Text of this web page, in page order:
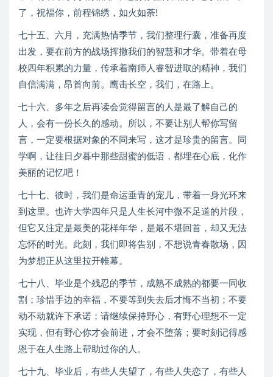
了，祝福你，前程锦绣，如火如荼!
七十五、六月，充满热情季节，我们整理行囊，准备再度
出发，要在前方的战场挥撒我们的智慧和才华。带着在母
校四年积累的力量，传承着南师人睿智进取的精神，我们
自信满满，昂首向前。鹰击长空，我们，在路上。
七十六、多年之后再读会觉得留言的人是最了解自己的
人，会有一份长久的感动。所以，不要让别人帮你写留
言，一定要根据对象的不同来写，这才是珍贵的留言。同
学啊，让往日夕暮中那些甜蜜的低语，都埋在心底，化作
美丽的记忆吧！
七十七、彼时，我们是命运垂青的宠儿，带着一身光环来
到这里。也许大学四年只是人生长河中微不足道的片段，
但它又注定是最美的花样年华，是最不堪回首，却又无法
忘怀的时光。此刻，我们即将告别，不想说青春散场，因
为梦想正从这里拉开帷幕。
七十八、毕业是个残忍的季节，成熟不成熟的都要一同收
割；珍惜手边的幸福，不要等到失去后才悔不当初；不要
动不动就许下承诺；请继续保持野心，有野心理想不一定
实现，但有野心你才会前进，才会不堕落；要时刻记得感
恩于在人生路上帮助过你的人。
七十九、毕业后，有些人失望了，有些人失恋了，有些人